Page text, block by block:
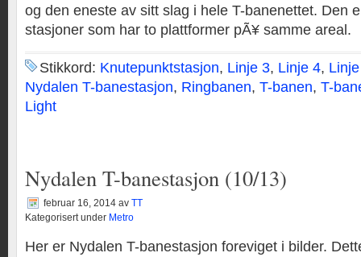
og den eneste av sitt slag i hele T-banenettet. Den
stasjoner som har to plattformer pÃ¥ samme areal.
Stikkord: Knutepunktstasjon, Linje 3, Linje 4,
Nydalen T-banestasjon, Ringbanen, T-banen, T-
Light
Nydalen T-banestasjon (10/13)
februar 16, 2014 av TT
Kategorisert under Metro
Her er Nydalen T-banestasjon foreviget i bilder.